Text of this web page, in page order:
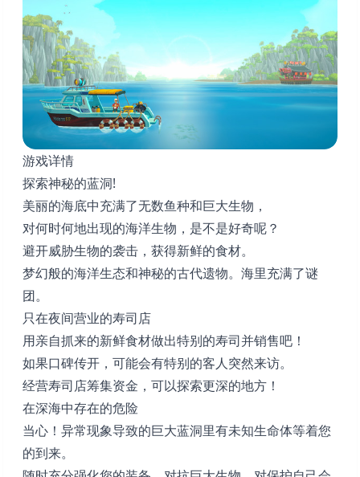
游戏详情
探索神秘的蓝洞!
美丽的海底中充满了无数鱼种和巨大生物，
对何时何地出现的海洋生物，是不是好奇呢？
避开威胁生物的袭击，获得新鲜的食材。
梦幻般的海洋生态和神秘的古代遗物。海里充满了谜
团。
只在夜间营业的寿司店
用亲自抓来的新鲜食材做出特别的寿司并销售吧！
如果口碑传开，可能会有特别的客人突然来访。
经营寿司店筹集资金，可以探索更深的地方！
在深海中存在的危险
当心！异常现象导致的巨大蓝洞里有未知生命体等着您
的到来。